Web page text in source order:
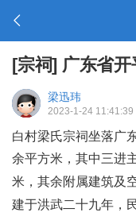
[宗祠] 广东省
梁迅玮
2023-1-24 11:41:39
白村梁氏宗祠坐落广
余平方米，其中三进
米，其余附属建筑及
建于洪武二十九年，